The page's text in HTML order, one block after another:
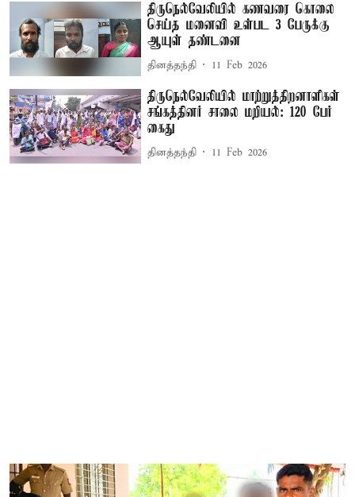
திருநெல்வேலியில் கணவரை கொலை
செய்த மனைவி உள்பட 3 பேருக்கு
ஆயுள் தண்டனை
தினத்தந்தி 11 Feb 2026
திருநெல்வேலியில் மாற்றுத்திறனாளிகள்
சங்கத்தினர் சாலை மறியல்: 120 பேர்
கைது
தினத்தந்தி 11 Feb 2026